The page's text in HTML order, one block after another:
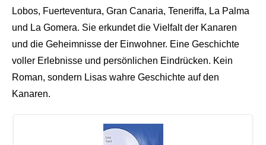
Lobos, Fuerteventura, Gran Canaria, Teneriffa, La Palma
und La Gomera. Sie erkundet die Vielfalt der Kanaren
und die Geheimnisse der Einwohner. Eine Geschichte
voller Erlebnisse und persönlichen Eindrücken. Kein
Roman, sondern Lisas wahre Geschichte auf den
Kanaren.